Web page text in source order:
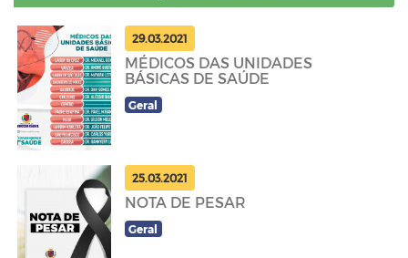
29.03.2021
MÉDICOS DAS UNIDADES
BÁSICAS DE SAÚDE
Geral
25.03.2021
NOTA DE PESAR
Geral